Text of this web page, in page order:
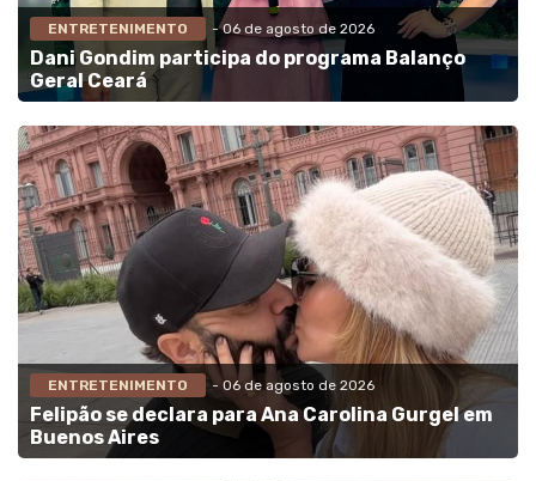
ENTRETENIMENTO - 06 de agosto de 2026
Dani Gondim participa do programa Balanço
Geral Ceará
ENTRETENIMENTO - 06 de agosto de 2026
Felipão se declara para Ana Carolina Gurgel em
Buenos Aires